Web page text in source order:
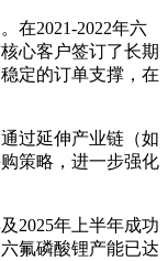
在2021-2022年六
心客户签订了长期
定的订单支撑，在
过延伸产业链（如
策略，进一步强化
2025年上半年成功
氟磷酸锂产能已达